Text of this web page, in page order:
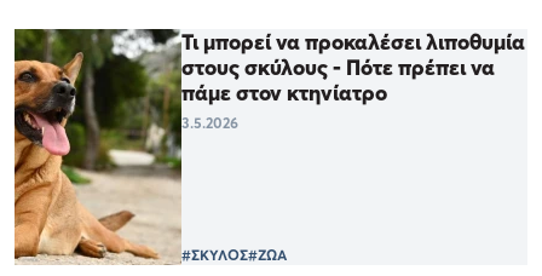
Τι μπορεί να προκαλέσει λιποθυμία
στους σκύλους - Πότε πρέπει να
πάμε στον κτηνίατρο
3.5.2026
#ΣΚΥΛΟΣ#ΖΩΑ